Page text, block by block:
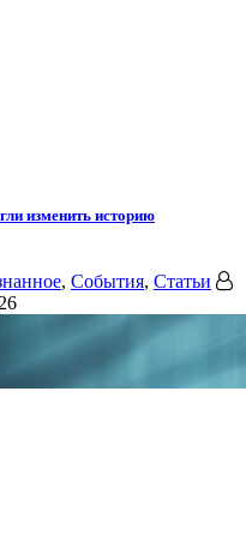
изменить историю
, События, Статьи